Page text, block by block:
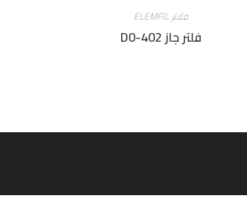
فلاتر ELEMFIL
فلتر جاز D0-402